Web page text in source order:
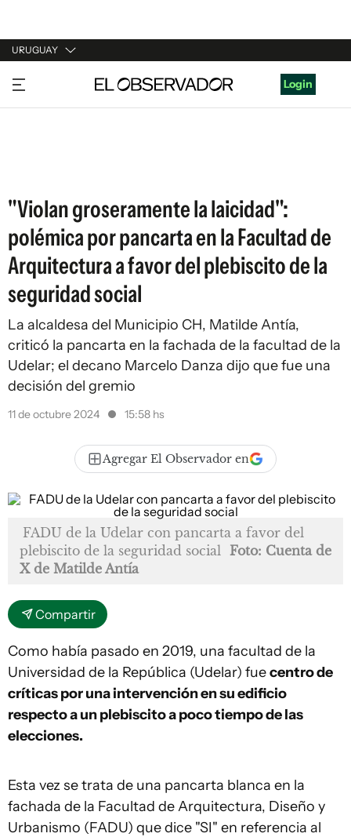
URUGUAY
URUGUAY
ARGENTINA
Login
"Violan groseramente la laicidad":
polémica por pancarta en la Facultad de
Arquitectura a favor del plebiscito de la
seguridad social
La alcaldesa del Municipio CH, Matilde Antía,
criticó la pancarta en la fachada de la facultad de la
Udelar; el decano Marcelo Danza dijo que fue una
decisión del gremio
11 de octubre 2024 15:58 hs
Agregar El Observador en
FADU de la Udelar con pancarta a favor del
plebiscito de la seguridad social Foto: Cuenta de
X de Matilde Antía
Compartir
Como había pasado en 2019, una facultad de la
Universidad de la República (Udelar) fuecentro de
críticas por una intervención en su edificio
respecto a un plebiscito a poco tiempo de las
elecciones.
Esta vez se trata de una pancarta blanca en la
fachada de la Facultad de Arquitectura, Diseño y
Urbanismo (FADU) que dice "SI" en referencia al